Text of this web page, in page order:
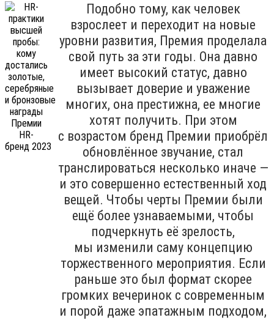
Подобно тому, как человек
взрослеет и переходит на новые
уровни развития, Премия проделала
свой путь за эти годы. Она давно
имеет высокий статус, давно
вызывает доверие и уважение
многих, она престижна, ее многие
хотят получить. При этом
с возрастом бренд Премии приобрёл
обновлённое звучание, стал
транслироваться несколько иначе —
и это совершенно естественный ход
вещей. Чтобы черты Премии были
ещё более узнаваемыми, чтобы
подчеркнуть её зрелость,
мы изменили саму концепцию
торжественного мероприятия. Если
раньше это был формат скорее
громких вечеринок с современным
и порой даже эпатажным подходом,